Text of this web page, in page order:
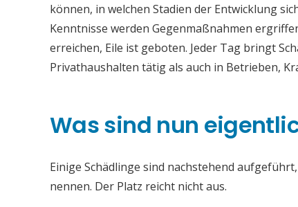
können, in welchen Stadien der Entwicklung
Kenntnisse werden Gegenmaßnahmen
erreichen, Eile ist geboten. Jeder Tag bringt
Privathaushalten tätig als auch in Betrieben,
Was sind nun
Einige Schädlinge sind nachstehend
nennen. Der Platz reicht nicht aus.